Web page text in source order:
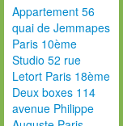
Appartement 56
quai de Jemmapes
Paris 10ème
Studio 52 rue
Letort Paris 18ème
Deux boxes 114
avenue Philippe